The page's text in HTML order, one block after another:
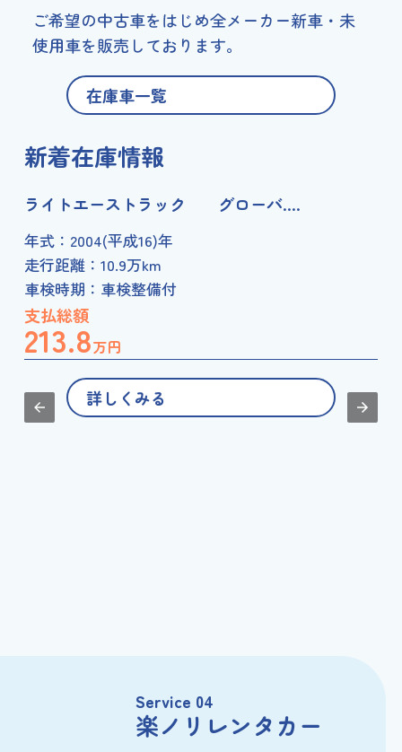
ご希望の中古車をはじめ全メーカー新車・未
使用車を販売しております。
在庫車一覧
新着在庫情報
ライトエーストラック グローバ....
年式： 2004(平成16)年
走行距離：10.9万km
車検時期： 車検整備付
支払総額
213.8万円
詳しくみる
Service 04
楽ノリレンタカー